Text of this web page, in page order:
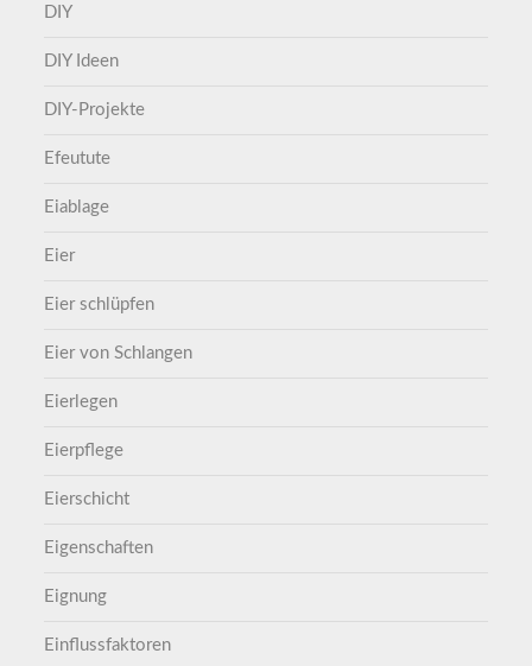
DIY
DIY Ideen
DIY-Projekte
Efeutute
Eiablage
Eier
Eier schlüpfen
Eier von Schlangen
Eierlegen
Eierpflege
Eierschicht
Eigenschaften
Eignung
Einflussfaktoren